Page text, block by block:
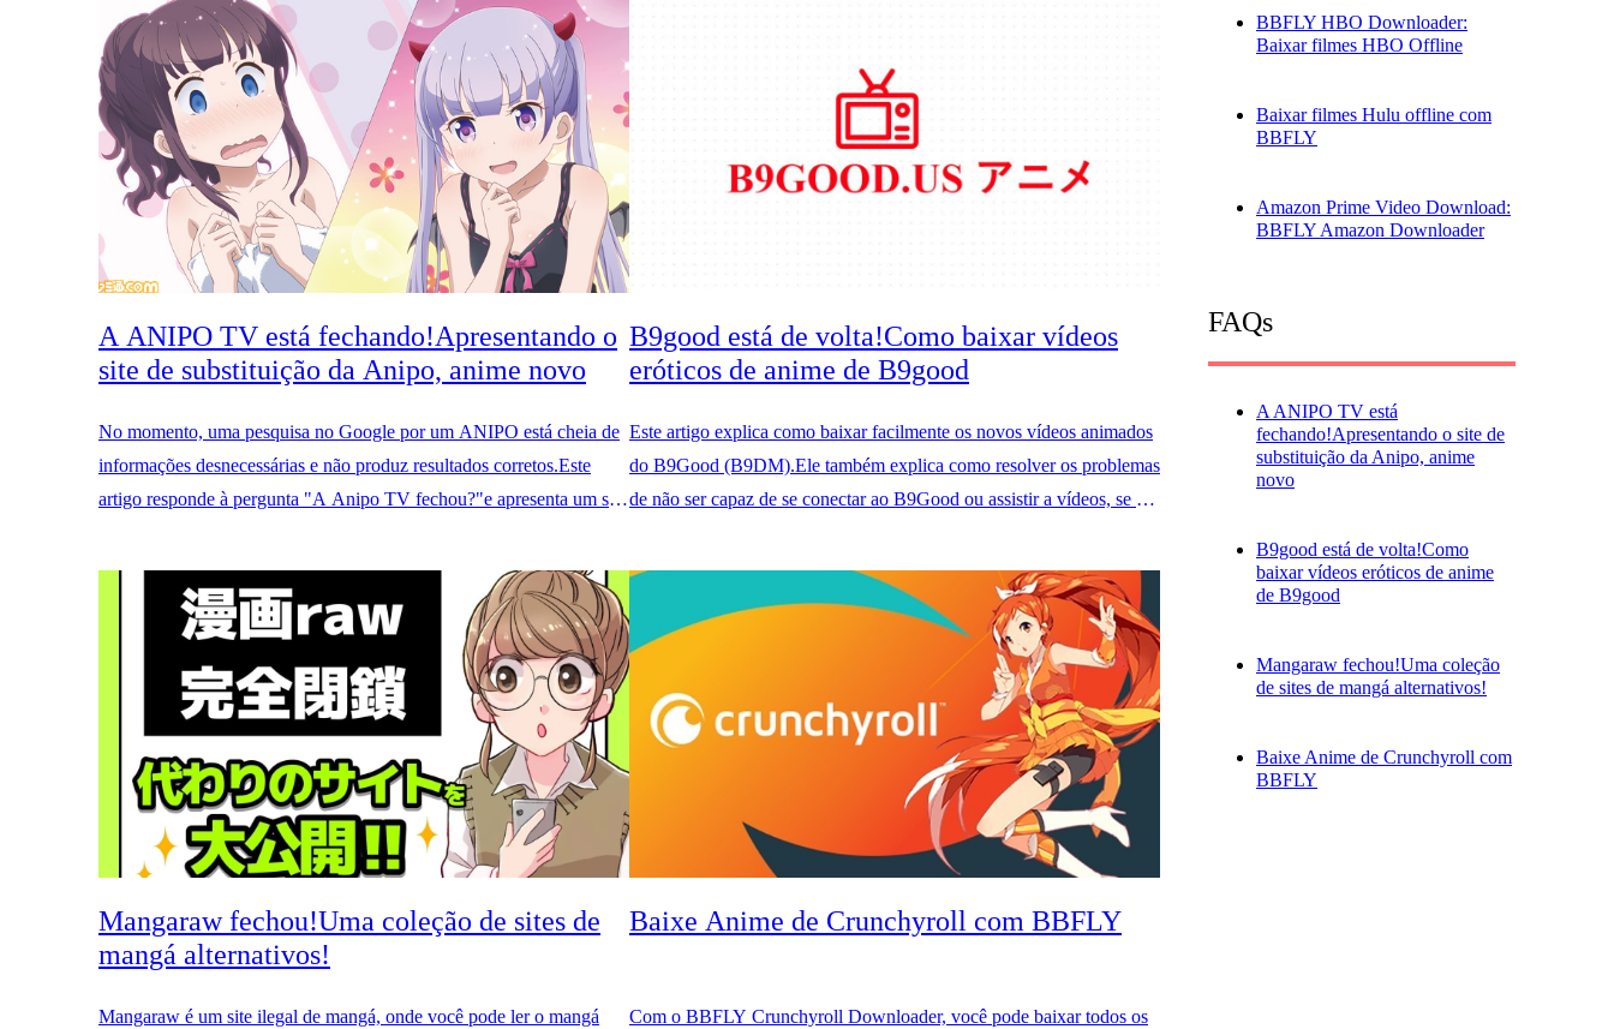
A ANIPO TV está fechando!Apresentando o
site de substituição da Anipo, anime novo
No momento, uma pesquisa no Google por um ANIPO está cheia de
informações desnecessárias e não produz resultados corretos.Este
artigo responde à pergunta "A Anipo TV fechou?"e apresenta um site
B9good está de volta!Como baixar vídeos
eróticos de anime de B9good
Este artigo explica como baixar facilmente os novos vídeos animados
do B9Good (B9DM).Ele também explica como resolver os problemas
de não ser capaz de se conectar ao B9Good ou assistir a vídeos, se o
Mangaraw fechou!Uma coleção de sites de
mangá alternativos!
Mangaraw é um site ilegal de mangá, onde você pode ler o mangá
Baixe Anime de Crunchyroll com BBFLY
Com o BBFLY Crunchyroll Downloader, você pode baixar todos os
BBFLY HBO Downloader:
Baixar filmes HBO Offline
Baixar filmes Hulu offline com
BBFLY
Amazon Prime Video Download:
BBFLY Amazon Downloader
FAQs
A ANIPO TV está
fechando!Apresentando o site de
substituição da Anipo, anime
novo
B9good está de volta!Como
baixar vídeos eróticos de anime
de B9good
Mangaraw fechou!Uma coleção
de sites de mangá alternativos!
Baixe Anime de Crunchyroll com
BBFLY